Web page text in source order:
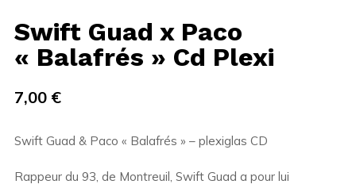
Swift Guad x Paco
« Balafrés » Cd Plexi
7,00 €
Swift Guad & Paco « Balafrés » – plexiglas CD
Rappeur du 93, de Montreuil, Swift Guad a pour lui